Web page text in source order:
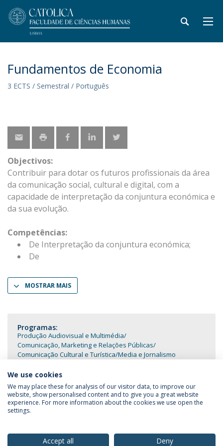
Fundamentos de Economia
3 ECTS / Semestral / Português
Objectivos:
Contribuir para dotar os futuros profissionais da área
da comunicação social, cultural e digital, com a
capacidade de interpretação da conjuntura económica e
da sua evolução.
Competências:
De Interpretação da conjuntura económica;
De
MOSTRAR MAIS
Programas:
Produção Audiovisual e Multimédia
Comunicação, Marketing e Relações Públicas
Comunicação Cultural e Turística Media e Jornalismo
Política de Privacidade
Termos & Condições
We use cookies
We may place these for analysis of our visitor data, to improve our
website, show personalised content and to give you a great website
experience. For more information about the cookies we use open the
settings.
Accept all Deny